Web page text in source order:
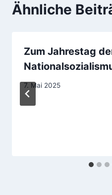
Ähnliche
Zum Jahrestag
7. Mai 2025